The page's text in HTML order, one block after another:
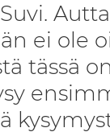
ei ole
tässä